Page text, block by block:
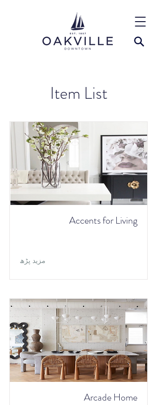
Item List
Accents for Living
مزید پڑھ
Arcade Home